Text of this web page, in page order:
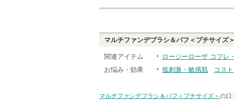
マルチファンデブラシ＆パフ＜プチサイズ＞
関連アイテム ロージーローザ コフレ
お悩み・効果
低刺激・敏感肌 コス
マルチファンデブラシ＆パフ＜プチサイズ＞ の口